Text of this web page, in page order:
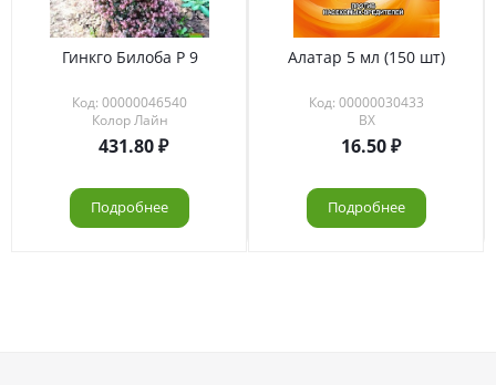
Гинкго Билоба Р 9
Код: 00000046540
Колор Лайн
431.80
Подробнее
Алатар 5 мл (150 шт)
Код: 00000030433
ВХ
16.50
Подробнее